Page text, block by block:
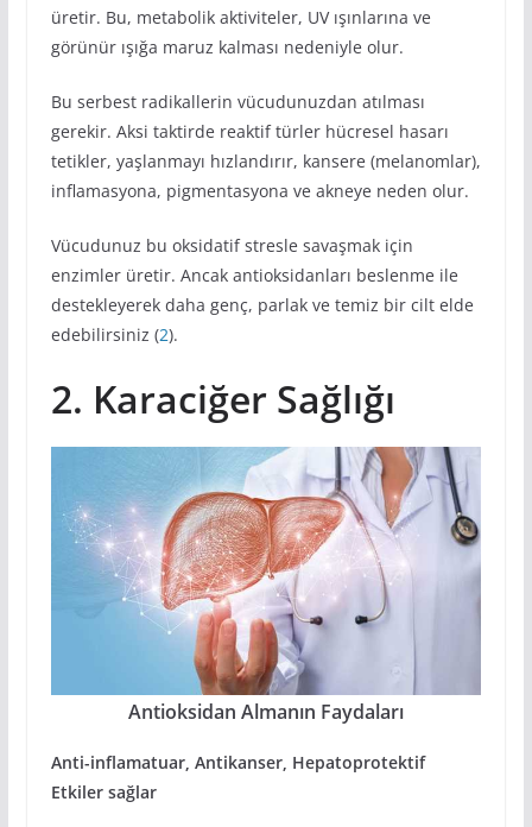
üretir. Bu, metabolik aktiviteler, UV ışınlarına ve
görünür ışığa maruz kalması nedeniyle olur.
Bu serbest radikallerin vücudunuzdan atılması
gerekir. Aksi taktirde reaktif türler hücresel hasarı
tetikler, yaşlanmayı hızlandırır, kansere (melanomlar),
inflamasyona, pigmentasyona ve akneye neden olur.
Vücudunuz bu oksidatif stresle savaşmak için
enzimler üretir. Ancak antioksidanları beslenme ile
destekleyerek daha genç, parlak ve temiz bir cilt elde
edebilirsiniz (2).
2. Karaciğer Sağlığı
Antioksidan Almanın Faydaları
Anti-inflamatuar, Antikanser, Hepatoprotektif
Etkiler sağlar